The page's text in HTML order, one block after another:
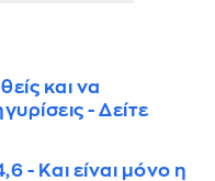
και να
- Δείτε
- Και είναι μόνο η